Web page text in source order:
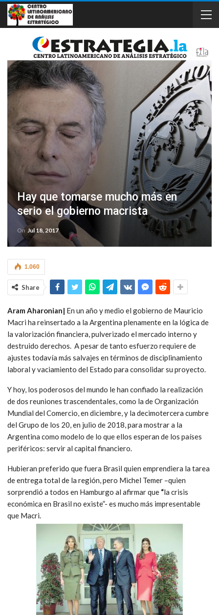
Hay que tomarse mucho más en
serio el gobierno macrista
On Jul 18, 2017
1.060
Share
Aram Aharonian| En un año y medio el gobierno de Mauricio
Macri ha reinsertado a la Argentina plenamente en la lógica de
la valorización financiera, pulverizado el mercado interno y
destruido derechos. A pesar de tanto esfuerzo requiere de
ajustes todavía más salvajes en términos de disciplinamiento
laboral y vaciamiento del Estado para consolidar su proyecto.
Y hoy, los poderosos del mundo le han confiado la realización
de dos reuniones trascendentales, como la de Organización
Mundial del Comercio, en diciembre, y la decimotercera cumbre
del Grupo de los 20, en julio de 2018, para mostrar a la
Argentina como modelo de lo que ellos esperan de los países
periféricos: servir al capital financiero.
Hubieran preferido que fuera Brasil quien emprendiera la tarea
de entrega total de la región, pero Michel Temer –quien
sorprendió a todos en Hamburgo al afirmar que “la crisis
económica en Brasil no existe”- es mucho más impresentable
que Macri.